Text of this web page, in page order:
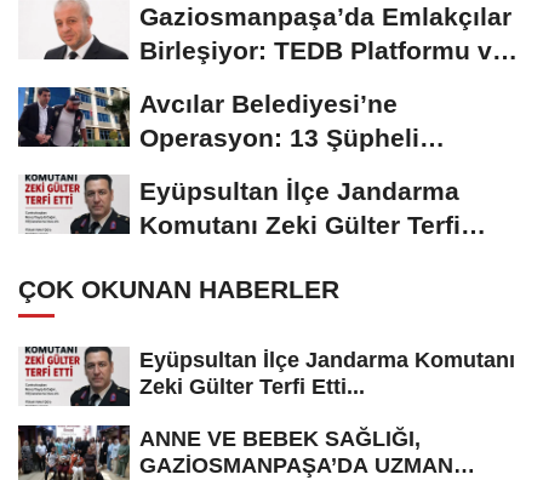
Gaziosmanpaşa’da Emlakçılar
Birleşiyor: TEDB Platformu ve
Avcılar Belediyesi’ne
Operasyon: 13 Şüpheli
Gözaltında!..
Eyüpsultan İlçe Jandarma
Komutanı Zeki Gülter Terfi
ÇOK OKUNAN HABERLER
Eyüpsultan İlçe Jandarma Komutanı
Zeki Gülter Terfi Etti...
ANNE VE BEBEK SAĞLIĞI,
GAZİOSMANPAŞA’DA UZMAN